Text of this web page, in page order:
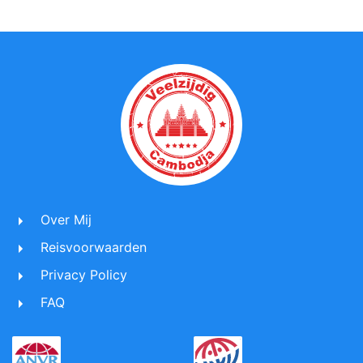
Over Mij
Reisvoorwaarden
Privacy Policy
FAQ